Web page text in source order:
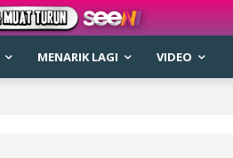
MENARIK LAGI VIDEO